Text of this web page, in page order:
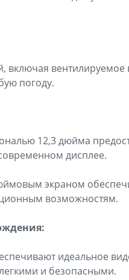
включая
погоду.
12,3 дюйма
дисплее.
экраном
возможностям.
идеальное
и безопасными.